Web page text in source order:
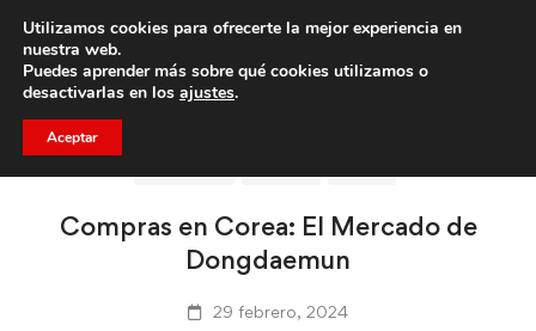
Trae a un amigo y llevaos un total de 75€ de descuento.
Compras en Corea: El Mercado de
Dongdaemun
29 febrero, 2024
Utilizamos cookies para ofrecerte la mejor experiencia en
nuestra web.
Puedes aprender más sobre qué cookies utilizamos o
desactivarlas en los ajustes.
Aceptar